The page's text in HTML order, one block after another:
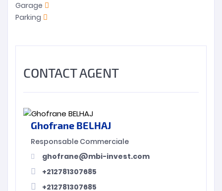
Garage
Parking
CONTACT AGENT
Ghofrane BELHAJ
Responsable Commerciale
ghofrane@mbi-invest.com
+212781307685
+212781307685